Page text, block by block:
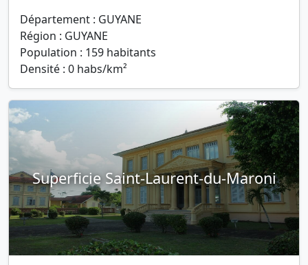
Département : GUYANE
Région : GUYANE
Population : 159 habitants
Densité : 0 habs/km²
Superficie Saint-Laurent-du-Maroni